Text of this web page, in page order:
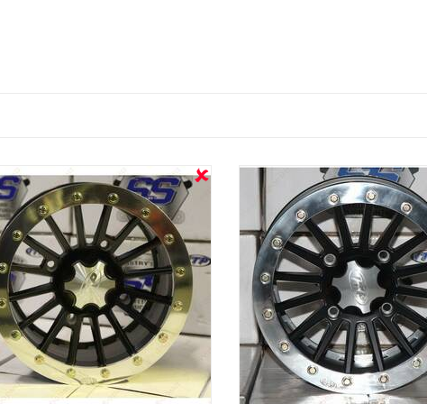
OUT STOCK OUT STOCK